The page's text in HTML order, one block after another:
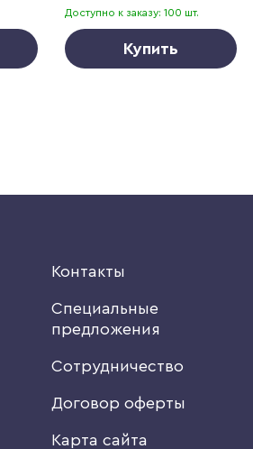
Доступно к заказу: 100 шт.
Купить
Контакты
Специальные
предложения
Сотрудничество
Договор оферты
Карта сайта